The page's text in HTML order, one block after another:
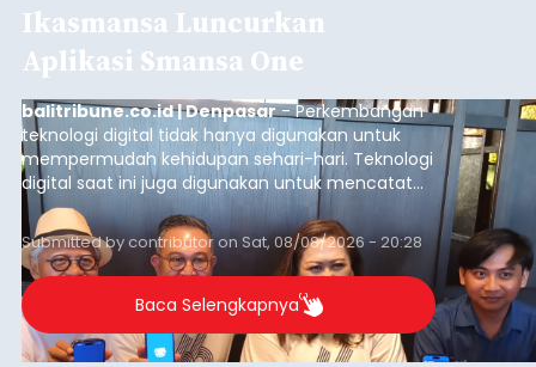
Ikasmansa Luncurkan
Aplikasi Smansa One
balitribune.co.id | Denpasar- Perkembangan
teknologi digital tidak hanya digunakan untuk
mempermudah kehidupan sehari-hari. Teknologi
digital saat ini juga digunakan untuk mencatat
dan mengelola data base alumni dari suatu
sekolah, salah satunya adalah alumni SMA 1
Denpasar.
Submitted bycontributoron Sat, 08/08/2026 - 20:28
Baca Selengkapnya